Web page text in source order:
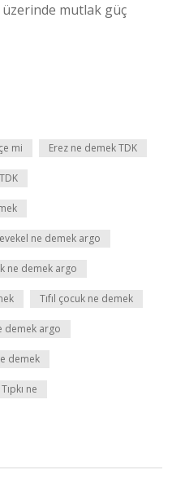
üzerinde mutlak güç
mi Erez ne demek TDK
ne demek argo
ne demek argo
Tıfıl çocuk ne demek
demek argo
demek
Tıpkı ne